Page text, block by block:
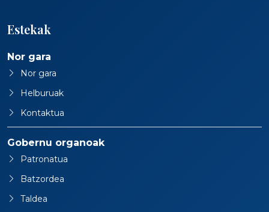
Estekak
Nor gara
Nor gara
Helburuak
Kontaktua
Gobernu organoak
Patronatua
Batzordea
Taldea